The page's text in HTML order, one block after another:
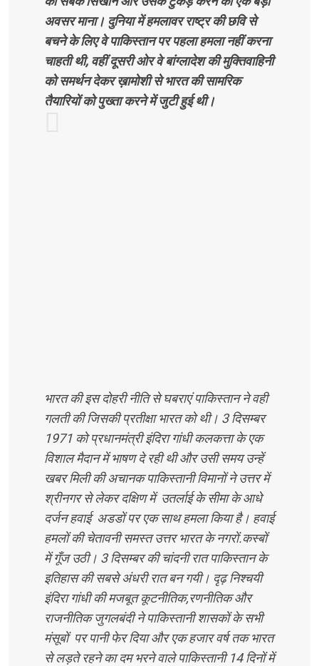
अवसर माना। दुनिया में हमलावर राष्ट्र की छवि से
बचने के लिए वे पाकिस्तान पर पहला हमला नहीं करना
चाहती थी, वहीं दूसरी ओर वे बांग्लादेश की मुक्तिवाहिनी
को समर्थन देकर ख़ामोशी से भारत की सामरिक
तैयारियों को पुख्ता करने में जुटी हुई थी।
भारत की इस दोहरी नीति से घबराएं पाकिस्तान ने वही
गलती की जिसकी प्रतीक्षा भारत को थी। 3 दिसम्बर
1971 को प्रधानमंत्री इंदिरा गांधी कलकत्ता के एक
विशाल मैदान में भाषण दे रही थी और उसी समय उन्हें
खबर मिली की अचानक पाकिस्तानी विमानों ने उत्तर में
श्रीनगर से लेकर दक्षिण में उतर्लाई के सीमा के आधे
दर्जन हवाई अडडों पर एक साथ हमला किया है। हवाई
हमलों की चेतावनी समस्त उत्तर भारत के नगरों.कस्बों
में गूँज उठी। 3 दिसम्बर की चांदनी रात पाकिस्तान के
इतिहास की सबसे अंधरी रात बन गयी। दृढ़ निश्चयी
इंदिरा गांधी की मजबूत कूटनीतिक,रणनीतिक और
राजनीतिक जुगलबंदी ने पाकिस्तानी शासकों के सभी
मंसूबों पर पानी फेर दिया और एक हजार वर्ष तक भारत
से लड़ते रहने का दम भरने वाले पाकिस्तानी 14 दिनों में